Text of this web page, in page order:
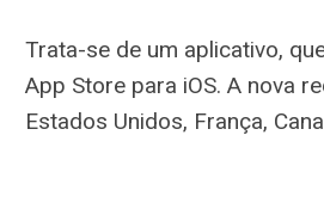
Trata-se de um aplicativo,
App Store para iOS. A nova
Estados Unidos, França,